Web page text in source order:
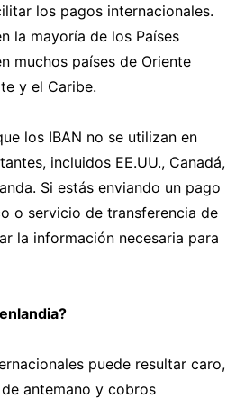
los pagos internacionales.
la mayoría de los Países
muchos países de Oriente
y el Caribe.
los IBAN no se utilizan en
incluidos EE.UU., Canadá,
Si estás enviando un pago
o servicio de transferencia de
la información necesaria para
puede resultar caro,
antemano y cobros